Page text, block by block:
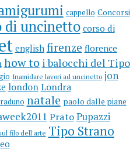
cappello Concorsi
di uncinetto corso di
english firenze florence
how to i balocchi del Tipo
Inamidare lavori ad uncinetto jon
london Londra
natale paolo dalle piane
Prato Pupazzi
filo dell'arte Tipo Strano